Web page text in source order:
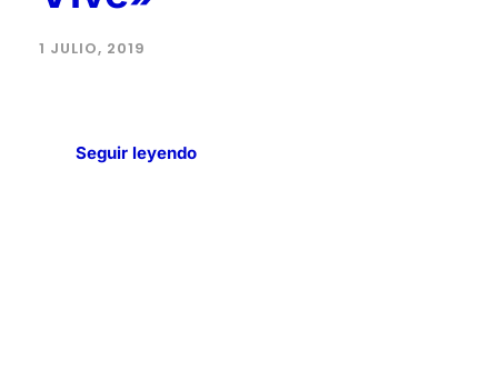
1 JULIO, 2019
Seguir leyendo